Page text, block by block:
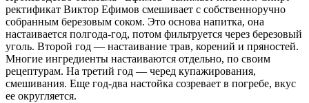
ректификат Виктор Ефимов смешивает с собственноручно
собранным березовым соком. Это основа напитка, она
настаивается полгода-год, потом фильтруется через березовый
уголь. Второй год — настаивание трав, корений и пряностей.
Многие ингредиенты настаиваются отдельно, по своим
рецептурам. На третий год — черед купажирования,
смешивания. Еще год-два настойка созревает в погребе, вкус
ее округляется.